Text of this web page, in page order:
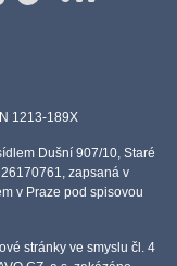
1213-189X
Dušní 907/10, Staré
zapsaná v
v Praze pod spisovou
stránky ve smyslu čl. 4